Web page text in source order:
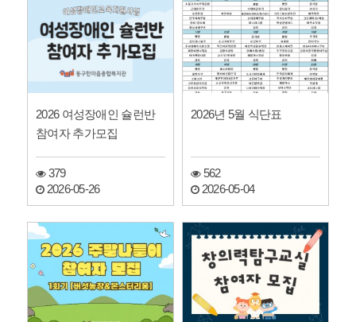
2026 여성장애인 슐런반
참여자 추가모집
379
2026-05-26
2026년 5월 식단표
562
2026-05-04